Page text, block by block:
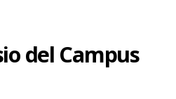
del Campus